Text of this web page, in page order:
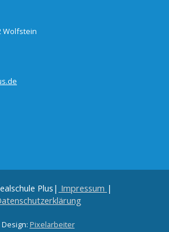
Wolfstein
Plus| Impressum |
Design: Pixelarbeiter